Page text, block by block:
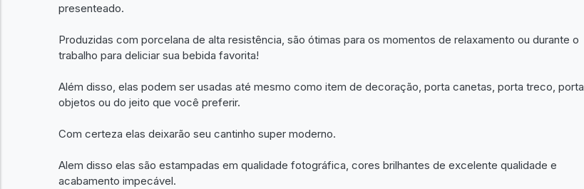
presenteado.
Produzidas com porcelana de alta resistência, são ótimas para os momentos de relaxamento ou durante o
trabalho para deliciar sua bebida favorita!
Além disso, elas podem ser usadas até mesmo como item de decoração, porta canetas, porta treco, porta
objetos ou do jeito que você preferir.
Com certeza elas deixarão seu cantinho super moderno.
Alem disso elas são estampadas em qualidade fotográfica, cores brilhantes de excelente qualidade e
acabamento impecável.